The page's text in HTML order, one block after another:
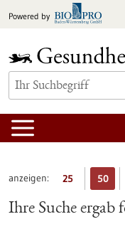
Inhalt
Powered by
anzeigen: 25 50
Ihre Suche ergab